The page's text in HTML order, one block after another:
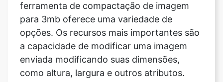
a capacidade de modificar uma imagem
enviada modificando suas dimensões,
como altura, largura e outros atributos.
Além disso, essa ferramenta de
compactação de imagem exibe a
compactação inserindo o tamanho, que